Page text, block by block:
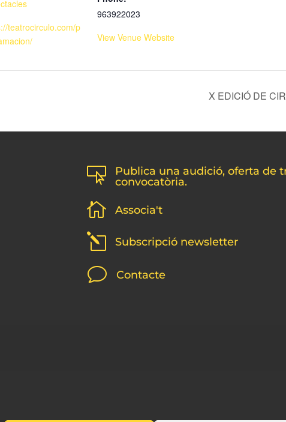
teatrocirculo.com/p
963922023
View Venue Website
X EDICIÓ DE

Publica una audició, oferta de
convocatòria.
 Associa't
l Subscripció newsletter
v Contacte